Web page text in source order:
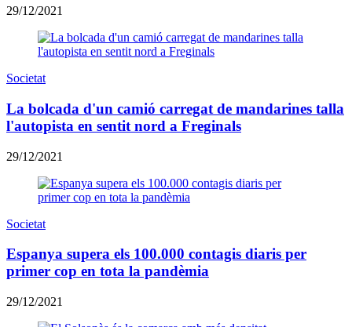
29/12/2021
Societat
La bolcada d'un camió carregat de mandarines talla
l'autopista en sentit nord a Freginals
29/12/2021
Societat
Espanya supera els 100.000 contagis diaris per
primer cop en tota la pandèmia
29/12/2021